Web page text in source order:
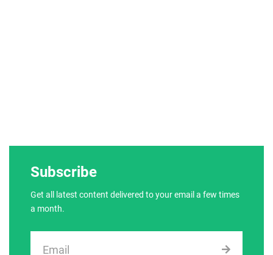
Subscribe
Get all latest content delivered to your email a few times
a month.